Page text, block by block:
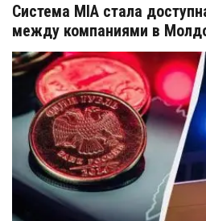
Система MIA стала
между компаниями в